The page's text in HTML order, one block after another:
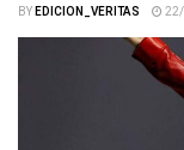
BYEDICION_VERITAS